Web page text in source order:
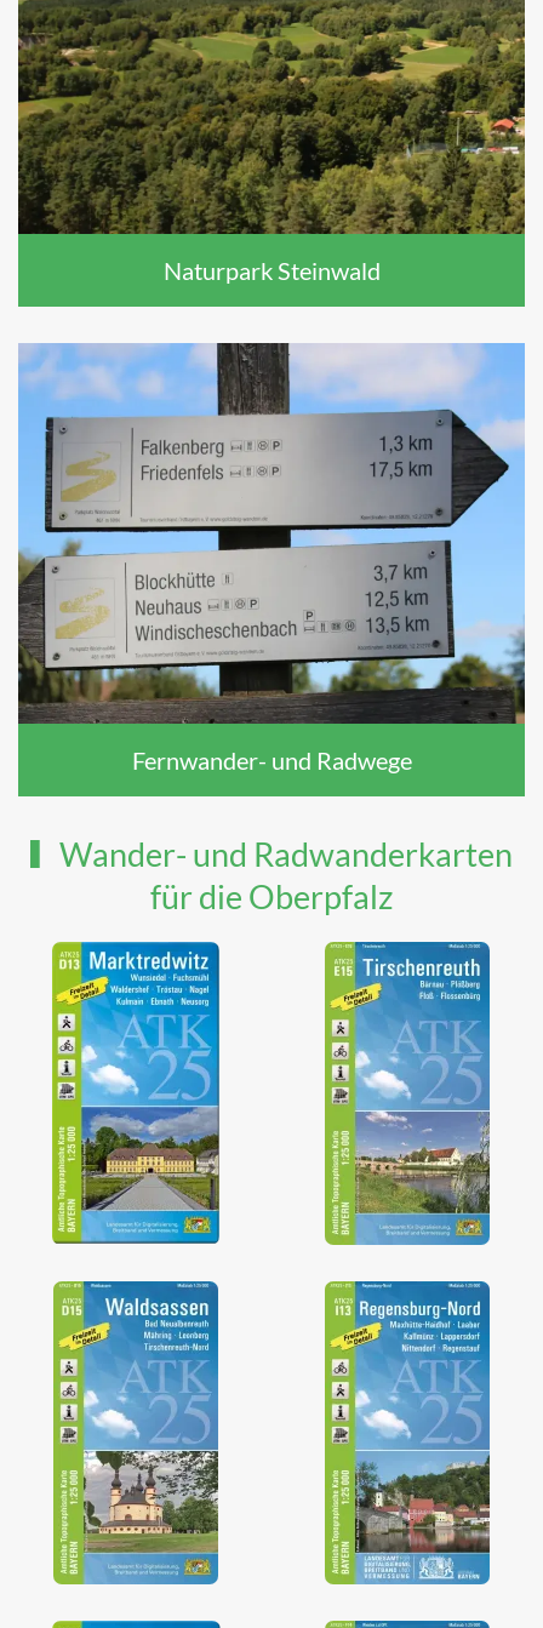
Naturpark Steinwald
Fernwander- und Radwege
Wander- und Radwanderkarten
für die Oberpfalz